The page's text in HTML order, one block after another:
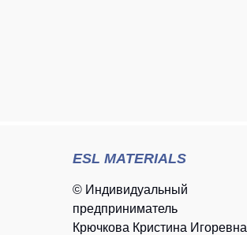
ESL MATERIALS
© Индивидуальный
предприниматель
Крючкова Кристина Игоревна